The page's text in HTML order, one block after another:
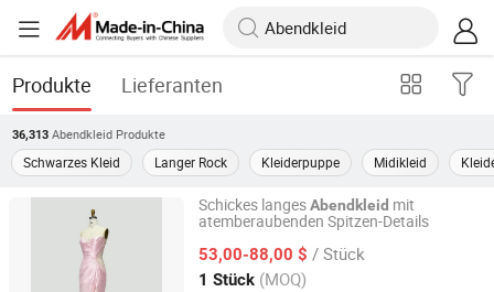
Produkte Lieferanten
36,313 Abendkleid Produkte
Schwarzes Kleid Langer Rock Kleiderpuppe Midikleid
Schickes langesAbendkleid mit
atemberaubenden Spitzen-Details
53,00-88,00 $ / Stück
1 Stück (MOQ)
Chaozhou City Snow Pear Fashion Co., Ltd.
Guangdong, China Seit 2026